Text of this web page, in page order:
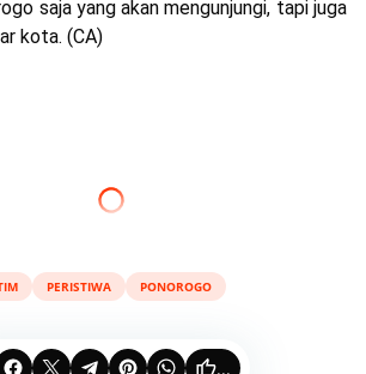
saja yang akan mengunjungi, tapi juga
kota. (CA)
PERISTIWA PONOROGO
...